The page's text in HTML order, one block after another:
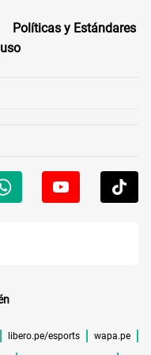
Políticas y Estándares
libero.pe/esports wapa.pe